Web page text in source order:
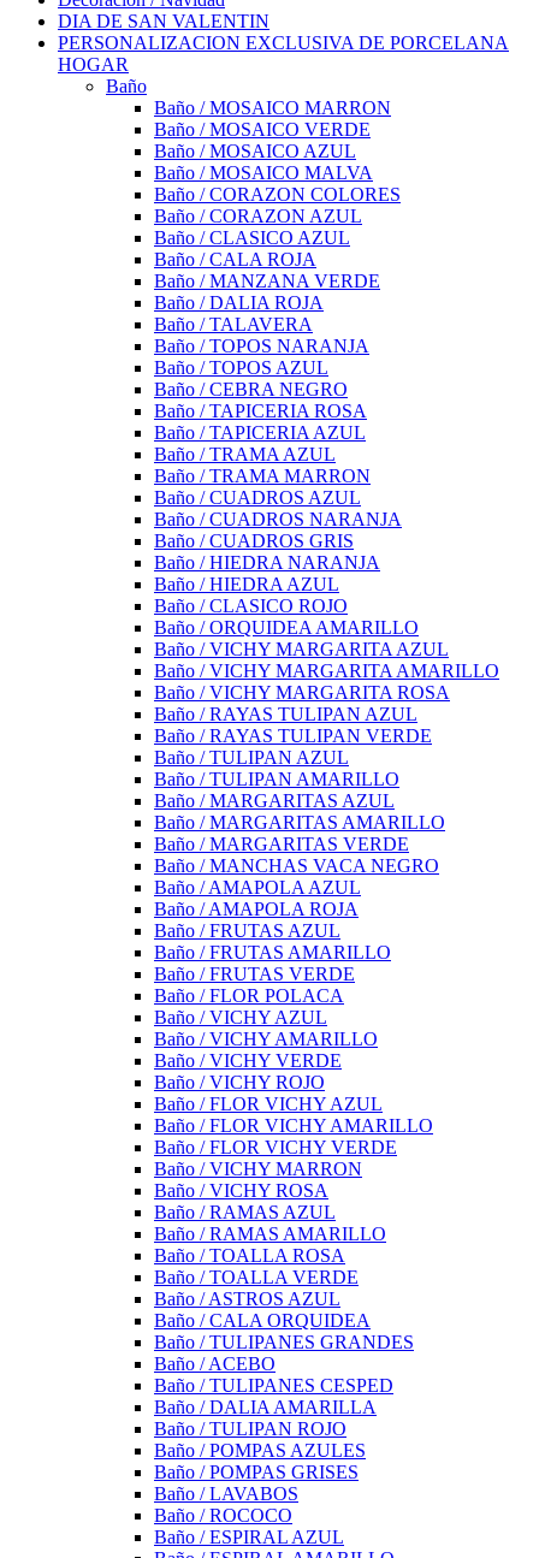
DIA DE SAN VALENTIN
PERSONALIZACION EXCLUSIVA DE PORCELANA
HOGAR
Baño
Baño / MOSAICO MARRON
Baño / MOSAICO VERDE
Baño / MOSAICO AZUL
Baño / MOSAICO MALVA
Baño / CORAZON COLORES
Baño / CORAZON AZUL
Baño / CLASICO AZUL
Baño / CALA ROJA
Baño / MANZANA VERDE
Baño / DALIA ROJA
Baño / TALAVERA
Baño / TOPOS NARANJA
Baño / TOPOS AZUL
Baño / CEBRA NEGRO
Baño / TAPICERIA ROSA
Baño / TAPICERIA AZUL
Baño / TRAMA AZUL
Baño / TRAMA MARRON
Baño / CUADROS AZUL
Baño / CUADROS NARANJA
Baño / CUADROS GRIS
Baño / HIEDRA NARANJA
Baño / HIEDRA AZUL
Baño / CLASICO ROJO
Baño / ORQUIDEA AMARILLO
Baño / VICHY MARGARITA AZUL
Baño / VICHY MARGARITA AMARILLO
Baño / VICHY MARGARITA ROSA
Baño / RAYAS TULIPAN AZUL
Baño / RAYAS TULIPAN VERDE
Baño / TULIPAN AZUL
Baño / TULIPAN AMARILLO
Baño / MARGARITAS AZUL
Baño / MARGARITAS AMARILLO
Baño / MARGARITAS VERDE
Baño / MANCHAS VACA NEGRO
Baño / AMAPOLA AZUL
Baño / AMAPOLA ROJA
Baño / FRUTAS AZUL
Baño / FRUTAS AMARILLO
Baño / FRUTAS VERDE
Baño / FLOR POLACA
Baño / VICHY AZUL
Baño / VICHY AMARILLO
Baño / VICHY VERDE
Baño / VICHY ROJO
Baño / FLOR VICHY AZUL
Baño / FLOR VICHY AMARILLO
Baño / FLOR VICHY VERDE
Baño / VICHY MARRON
Baño / VICHY ROSA
Baño / RAMAS AZUL
Baño / RAMAS AMARILLO
Baño / TOALLA ROSA
Baño / TOALLA VERDE
Baño / ASTROS AZUL
Baño / CALA ORQUIDEA
Baño / TULIPANES GRANDES
Baño / ACEBO
Baño / TULIPANES CESPED
Baño / DALIA AMARILLA
Baño / TULIPAN ROJO
Baño / POMPAS AZULES
Baño / POMPAS GRISES
Baño / LAVABOS
Baño / ROCOCO
Baño / ESPIRAL AZUL